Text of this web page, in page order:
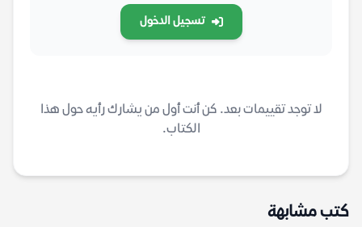
تسجيل الدخول
لا توجد تقييمات بعد. كن أنت أول من يشارك رأيه حول هذا
الكتاب.
كتب مشابهة